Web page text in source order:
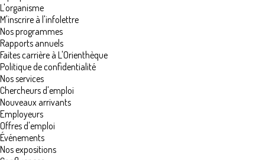
L'organisme
M'inscrire à l'infolettre
Nos programmes
Rapports annuels
Faites carrière à L'Orienthèque
Politique de confidentialité
Nos services
Chercheurs d'emploi
Nouveaux arrivants
Employeurs
Offres d'emploi
Événements
Nos expositions